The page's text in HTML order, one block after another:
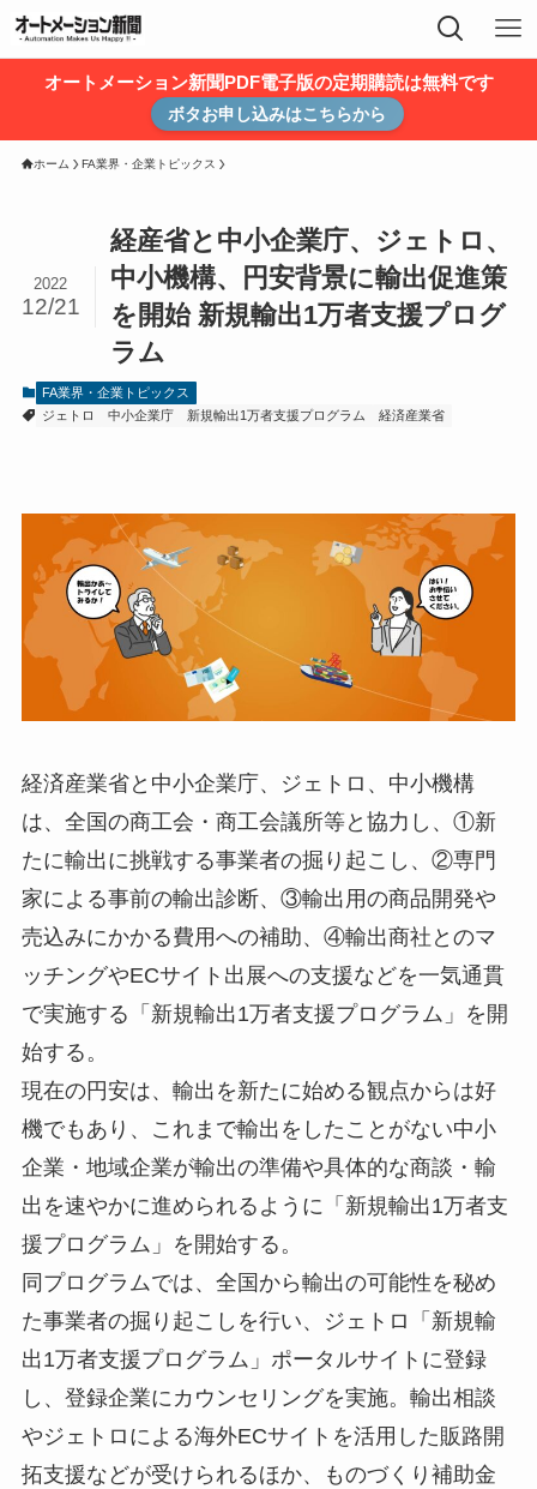
オートメーション新聞PDF電子版の定期購読は無料です
ボタお申し込みはこちらから
ホーム FA業界・企業トピックス
経産省と中小企業庁、ジェトロ、
中小機構、円安背景に輸出促進策
を開始 新規輸出1万者支援プログ
ラム
2022
12/21
FA業界・企業トピックス
ジェトロ
中小企業庁 新規輸出1万者支援プログラム 経済産業省
経済産業省と中小企業庁、ジェトロ、中小機構
は、全国の商工会・商工会議所等と協力し、①新
たに輸出に挑戦する事業者の掘り起こし、②専門
家による事前の輸出診断、③輸出用の商品開発や
売込みにかかる費用への補助、④輸出商社とのマ
ッチングやECサイト出展への支援などを一気通貫
で実施する「新規輸出1万者支援プログラム」を開
始する。
現在の円安は、輸出を新たに始める観点からは好
機でもあり、これまで輸出をしたことがない中小
企業・地域企業が輸出の準備や具体的な商談・輸
出を速やかに進められるように「新規輸出1万者支
援プログラム」を開始する。
同プログラムでは、全国から輸出の可能性を秘め
た事業者の掘り起こしを行い、ジェトロ「新規輸
出1万者支援プログラム」ポータルサイトに登録
し、登録企業にカウンセリングを実施。輸出相談
やジェトロによる海外ECサイトを活用した販路開
拓支援などが受けられるほか、ものづくり補助金